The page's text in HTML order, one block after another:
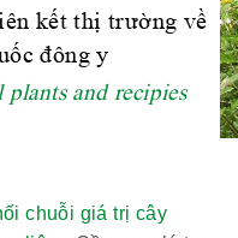
kết thị trường về
đông y
and recipies
chuỗi giá trị cây